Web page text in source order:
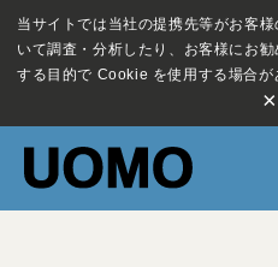
当サイトでは当社の提携先等がお客
いて調査・分析したり、お客様にお
する目的で Cookie を使用する場合が
×